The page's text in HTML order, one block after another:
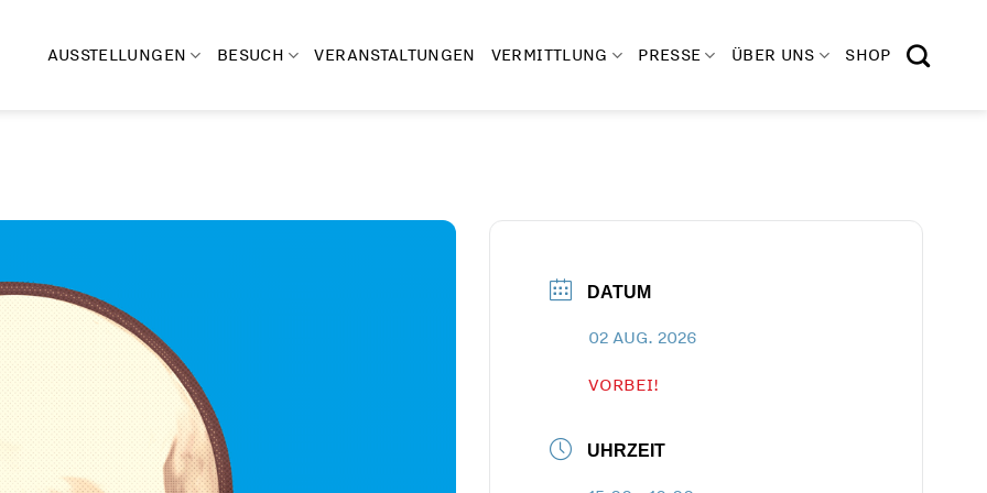
AUSSTELLUNGEN BESUCH VERANSTALTUNGEN VERMITTLUNG PRESSE ÜBER UNS SHOP
DATUM
02 AUG. 2026
VORBEI!
UHRZEIT